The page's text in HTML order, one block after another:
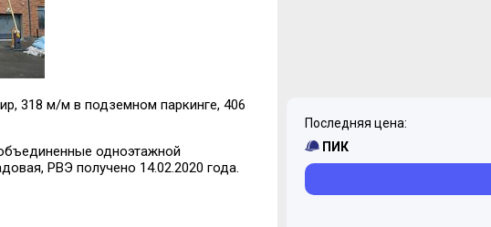
318 м/м в подземном паркинге, 406
одноэтажной
РВЭ получено 14.02.2020 года.
Последняя цена:
ПИК